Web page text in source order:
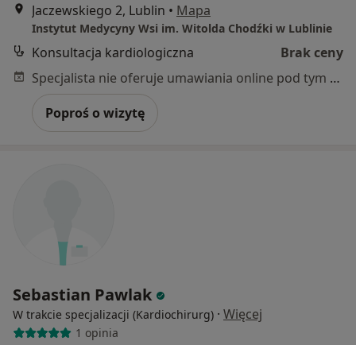
Jaczewskiego 2, Lublin • Mapa
Instytut Medycyny Wsi im. Witolda Chodźki w Lublinie
Konsultacja kardiologiczna
Brak ceny
Specjalista nie oferuje umawiania online pod tym adresem.
Poproś o wizytę
Sebastian Pawlak
W trakcie specjalizacji (Kardiochirurg) · Więcej
1 opinia